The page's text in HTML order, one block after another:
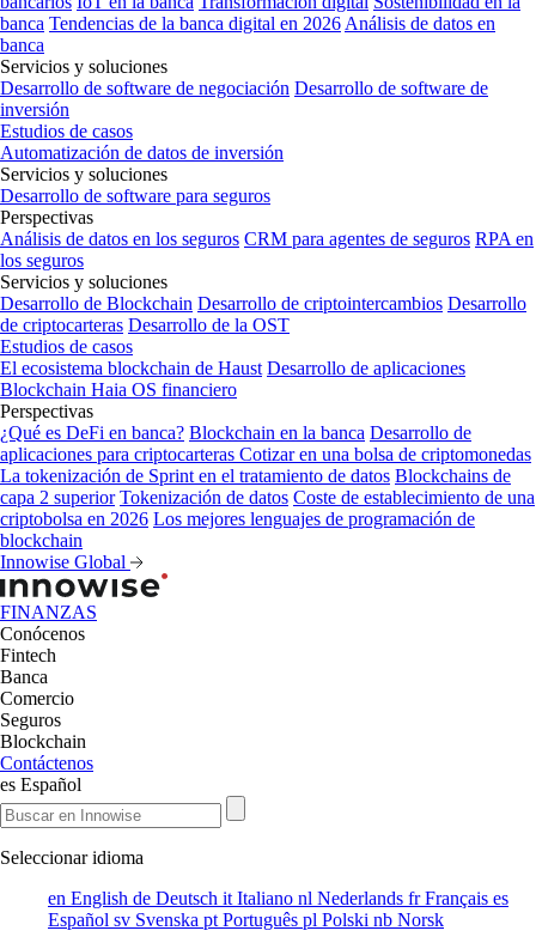
banca Tendencias de la banca digital en 2026 Análisis de datos en
banca
Servicios y soluciones
Desarrollo de software de negociación Desarrollo de software de
inversión
Estudios de casos
Automatización de datos de inversión
Servicios y soluciones
Desarrollo de software para seguros
Perspectivas
Análisis de datos en los seguros CRM para agentes de seguros RPA en
los seguros
Servicios y soluciones
Desarrollo de Blockchain Desarrollo de criptointercambios Desarrollo
de criptocarteras Desarrollo de la OST
Estudios de casos
El ecosistema blockchain de Haust Desarrollo de aplicaciones
Blockchain Haia OS financiero
Perspectivas
¿Qué es DeFi en banca? Blockchain en la banca Desarrollo de
aplicaciones para criptocarteras Cotizar en una bolsa de criptomonedas
La tokenización de Sprint en el tratamiento de datos Blockchains de
capa 2 superior Tokenización de datos Coste de establecimiento de una
criptobolsa en 2026 Los mejores lenguajes de programación de
blockchain
Innowise Global
FINANZAS
Conócenos
Fintech
Banca
Comercio
Seguros
Blockchain
Contáctenos
es Español
Seleccionar idioma
en English de Deutsch it Italiano nl Nederlands frFrançais es
Español sv Svenska pt Português pl Polski nb Norsk